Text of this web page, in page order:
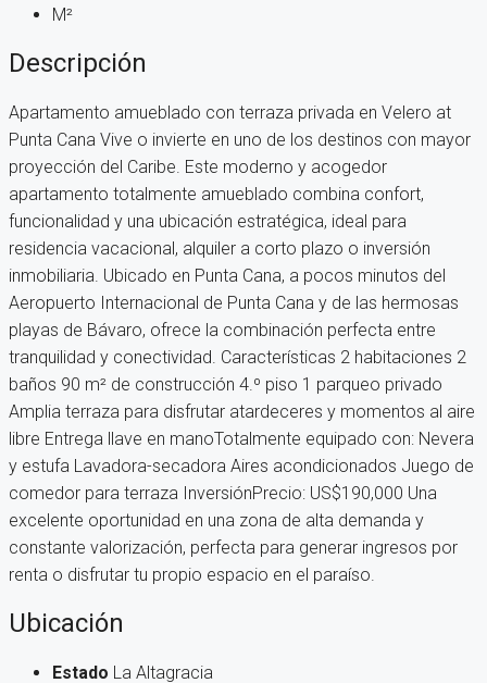
M²
Descripción
Apartamento amueblado con terraza privada en Velero at
Punta Cana Vive o invierte en uno de los destinos con mayor
proyección del Caribe. Este moderno y acogedor
apartamento totalmente amueblado combina confort,
funcionalidad y una ubicación estratégica, ideal para
residencia vacacional, alquiler a corto plazo o inversión
inmobiliaria. Ubicado en Punta Cana, a pocos minutos del
Aeropuerto Internacional de Punta Cana y de las hermosas
playas de Bávaro, ofrece la combinación perfecta entre
tranquilidad y conectividad. Características 2 habitaciones 2
baños 90 m² de construcción 4.º piso 1 parqueo privado
Amplia terraza para disfrutar atardeceres y momentos al aire
libre Entrega llave en manoTotalmente equipado con: Nevera
y estufa Lavadora-secadora Aires acondicionados Juego de
comedor para terraza InversiónPrecio: US$190,000 Una
excelente oportunidad en una zona de alta demanda y
constante valorización, perfecta para generar ingresos por
renta o disfrutar tu propio espacio en el paraíso.
Ubicación
Estado La Altagracia